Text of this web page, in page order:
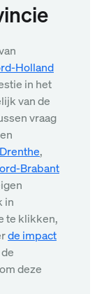
Holland
in het
van de
vraag
Drenthe,
Brabant
in
te klikken,
de impact
deze